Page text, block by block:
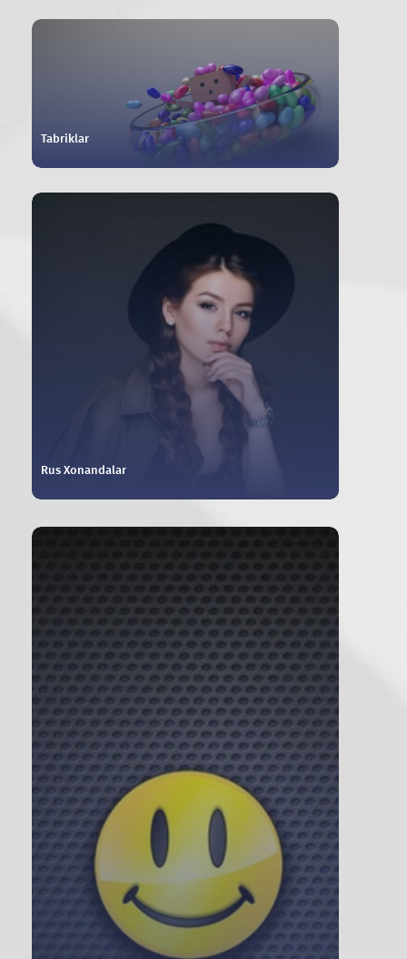
Tabriklar
Rus Xonandalar